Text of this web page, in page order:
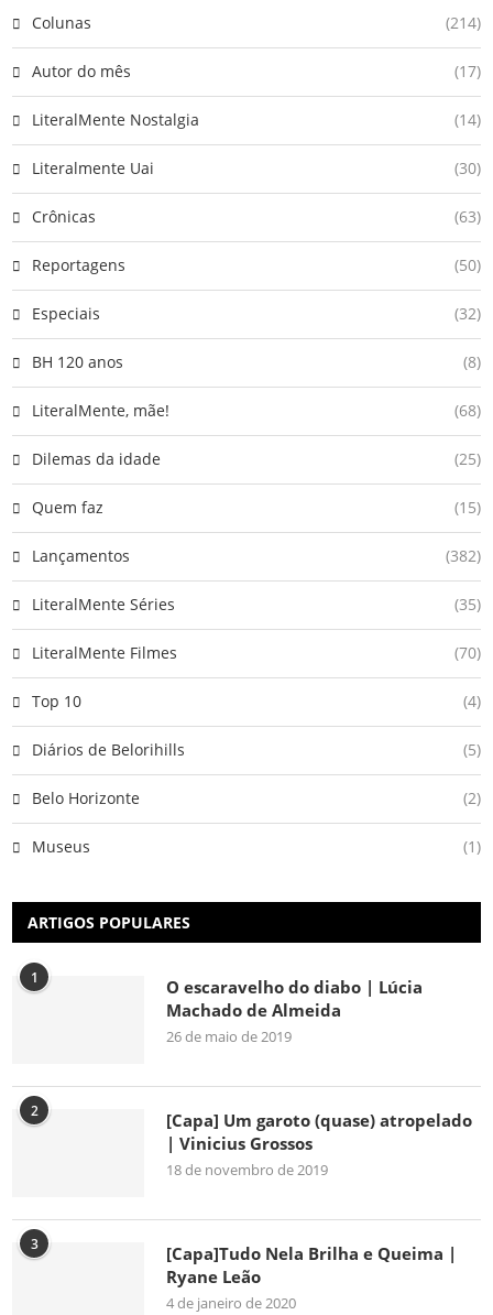
Colunas (214)
Autor do mês (17)
LiteralMente Nostalgia (14)
Literalmente Uai (30)
Crônicas (63)
Reportagens (50)
Especiais (32)
BH 120 anos (8)
LiteralMente, mãe! (68)
Dilemas da idade (25)
Quem faz (15)
Lançamentos (382)
LiteralMente Séries (35)
LiteralMente Filmes (70)
Top 10 (4)
Diários de Belorihills (5)
Belo Horizonte (2)
Museus (1)
ARTIGOS POPULARES
1
O escaravelho do diabo | Lúcia
Machado de Almeida
26 de maio de 2019
2
[Capa] Um garoto (quase) atropelado
| Vinicius Grossos
18 de novembro de 2019
3
[Capa]Tudo Nela Brilha e Queima |
Ryane Leão
4 de janeiro de 2020